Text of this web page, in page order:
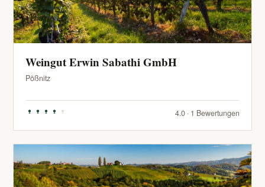
Weingut Erwin Sabathi GmbH
Pößnitz
4.0 · 1 Bewertungen